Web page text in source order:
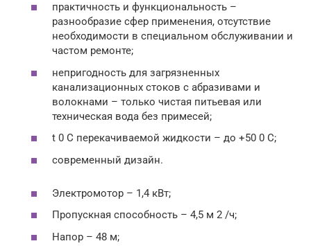
практичность и функциональность –
разнообразие сфер применения, отсутствие
необходимости в специальном обслуживании и
частом ремонте;
непригодность для загрязненных
канализационных стоков с абразивами и
волокнами – только чистая питьевая или
техническая вода без примесей;
t 0 C перекачиваемой жидкости – до +50 0 С;
современный дизайн.
Электромотор – 1,4 кВт;
Пропускная способность – 4,5 м 2 /ч;
Напор – 48 м;